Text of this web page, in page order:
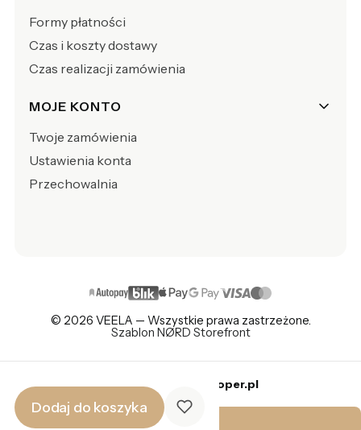
Formy płatności
Czas i koszty dostawy
Czas realizacji zamówienia
MOJE KONTO
Twoje zamówienia
Ustawienia konta
Przechowalnia
© 2026 VEELA — Wszystkie prawa zastrzeżone.
Szablon NØRD Storefront
Sklep internetowy Shoper.pl
Dodaj do koszyka